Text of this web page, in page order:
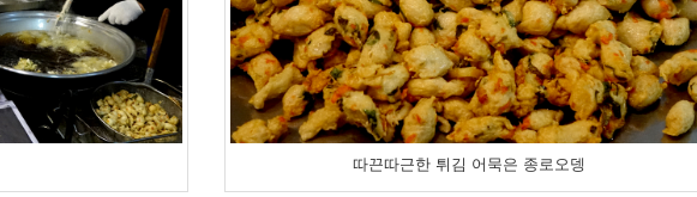
따끈따근한 튀김 어묵은 종로오뎅